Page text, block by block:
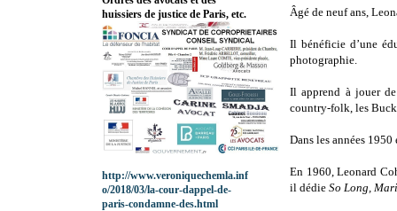
Âgé de neuf ans,
Il bénéficie d’une
photographie.
Il apprend à jouer
country-folk, les
Dans les années
En 1960, Leonard
il dédie So Long,
huissiers de justice de Paris, etc.
http://www.veroniquechemla.inf
o/2018/03/la-cour-dappel-de-
paris-condamne-des.html